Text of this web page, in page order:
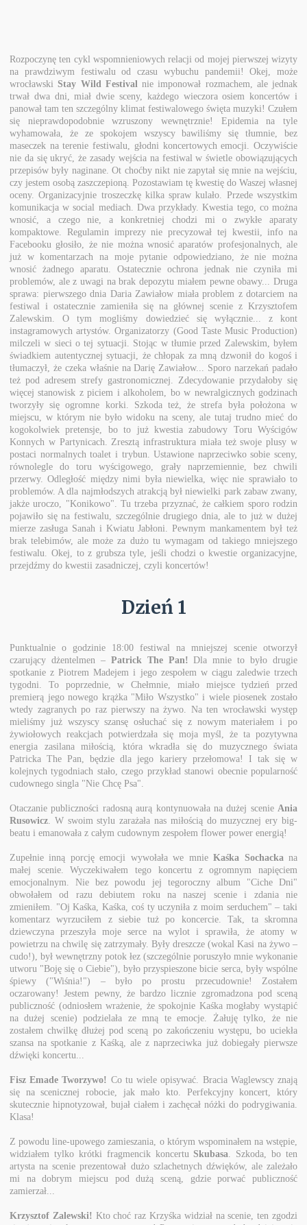
Rozpoczynę ten cykl wspomnieniowych relacji od mojej pierwszej wizyty
na prawdziwym festiwalu od czasu wybuchu pandemii! Okej, może
wrocławskiStay Wild Festival nie imponował rozmachem, ale jednak
trwał dwa dni, miał dwie sceny, każdego wieczora osiem koncertów i
panował tam ten szczególny klimat festiwalowego święta muzyki! Czułem
się nieprawdopodobnie wzruszony wewnętrznie! Epidemia na tyle
wyhamowała, że ze spokojem wszyscy bawiliśmy się tłumnie, bez
maseczek na terenie festiwalu, głodni koncertowych emocji. Oczywiście
nie da się ukryć, że zasady wejścia na festiwal w świetle obowiązujących
przepisów były naginane. Ot choćby nikt nie zapytał się mnie na wejściu,
czy jestem osobą zaszczepioną. Pozostawiam tę kwestię do Waszej własnej
oceny. Organizacyjnie troszeczkę kilka spraw kulało. Przede wszystkim
komunikacja w social mediach. Dwa przykłady. Kwestia tego, co można
wnosić, a czego nie, a konkretniej chodzi mi o zwykłe aparaty
kompaktowe. Regulamin imprezy nie precyzował tej kwestii, info na
Facebooku głosiło, że nie można wnosić aparatów profesjonalnych, ale
już w komentarzach na moje pytanie odpowiedziano, że nie można
wnosić żadnego aparatu. Ostatecznie ochrona jednak nie czyniła mi
problemów, ale z uwagi na brak depozytu miałem pewne obawy... Druga
sprawa: pierwszego dnia Daria Zawiałow miała problem z dotarciem na
festiwal i ostatecznie zamieniła się na głównej scenie z Krzysztofem
Zalewskim. O tym mogliśmy dowiedzieć się wyłącznie... z kont
instagramowych artystów. Organizatorzy (Good Taste Music Production)
milczeli w sieci o tej sytuacji. Stojąc w tłumie przed Zalewskim, byłem
świadkiem autentycznej sytuacji, że chłopak za mną dzwonił do kogoś i
tłumaczył, że czeka właśnie na Darię Zawiałow... Sporo narzekań padało
też pod adresem strefy gastronomicznej. Zdecydowanie przydałoby się
więcej stanowisk z piciem i alkoholem, bo w newralgicznych godzinach
tworzyły się ogromne korki. Szkoda też, że strefa była położona w
miejscu, w którym nie było widoku na sceny, ale tutaj trudno mieć do
kogokolwiek pretensje, bo to już kwestia zabudowy Toru Wyścigów
Konnych w Partynicach. Zresztą infrastruktura miała też swoje plusy w
postaci normalnych toalet i trybun. Ustawione naprzeciwko sobie sceny,
równolegle do toru wyścigowego, grały naprzemiennie, bez chwili
przerwy. Odległość między nimi była niewielka, więc nie sprawiało to
problemów. A dla najmłodszych atrakcją był niewielki park zabaw zwany,
jakże uroczo, "Konikowo". Tu trzeba przyznać, że całkiem sporo rodzin
pojawiło się na festiwalu, szczególnie drugiego dnia, ale to już w dużej
mierze zasługa Sanah i Kwiatu Jabłoni. Pewnym mankamentem był też
brak telebimów, ale może za dużo tu wymagam od takiego mniejszego
festiwalu. Okej, to z grubsza tyle, jeśli chodzi o kwestie organizacyjne,
przejdźmy do kwestii zasadniczej, czyli koncertów!
Dzień 1
Punktualnie o godzinie 18:00 festiwal na mniejszej scenie otworzył
czarujący dżentelmen – Patrick The Pan! Dla mnie to było drugie
spotkanie z Piotrem Madejem i jego zespołem w ciągu zaledwie trzech
tygodni. To poprzednie, w Chełmnie, miało miejsce tydzień przed
premierą jego nowego krążka "Miło Wszystko" i wiele piosenek zostało
wtedy zagranych po raz pierwszy na żywo. Na ten wrocławski występ
mieliśmy już wszyscy szansę osłuchać się z nowym materiałem i po
żywiołowych reakcjach potwierdzała się moja myśl, że ta pozytywna
energia zasilana miłością, która wkradła się do muzycznego świata
Patricka The Pan, będzie dla jego kariery przełomowa! I tak się w
kolejnych tygodniach stało, czego przykład stanowi obecnie popularność
cudownego singla "Nie Chcę Psa".
Otaczanie publiczności radosną aurą kontynuowała na dużej scenie Ania
Rusowicz . W swoim stylu zarażała nas miłością do muzycznej ery big-
beatu i emanowała z całym cudownym zespołem flower power energią!
Zupełnie inną porcję emocji wywołała we mnieKaśka Sochacka na
małej scenie. Wyczekiwałem tego koncertu z ogromnym napięciem
emocjonalnym. Nie bez powodu jej tegoroczny album "Ciche Dni"
obwołałem od razu debiutem roku na naszej scenie i zdania nie
zmieniłem. "Oj Kaśka, Kaśka, coś ty uczyniła z moim serduchem" – taki
komentarz wyrzuciłem z siebie tuż po koncercie. Tak, ta skromna
dziewczyna przeszyła moje serce na wylot i sprawiła, że atomy w
powietrzu na chwilę się zatrzymały. Były dreszcze (wokal Kasi na żywo –
cudo!), był wewnętrzny potok łez (szczególnie poruszyło mnie wykonanie
utworu "Boję się o Ciebie"), było przyspieszone bicie serca, były wspólne
śpiewy ("Wiśnia!") – było po prostu przecudownie! Zostałem
oczarowany! Jestem pewny, że bardzo licznie zgromadzona pod sceną
publiczność (odniosłem wrażenie, że spokojnie Kaśka mogłaby wystąpić
na dużej scenie) podzielała ze mną te emocje. Żałuję tylko, że nie
zostałem chwilkę dłużej pod sceną po zakończeniu występu, bo uciekła
szansa na spotkanie z Kaśką, ale z naprzeciwka już dobiegały pierwsze
dźwięki koncertu...
Fisz Emade Tworzywo! Co tu wiele opisywać. Bracia Waglewscy znają
się na scenicznej robocie, jak mało kto. Perfekcyjny koncert, który
skutecznie hipnotyzował, bujał ciałem i zachęcał nóżki do podrygiwania.
Klasa!
Z powodu line-upowego zamieszania, o którym wspominałem na wstępie,
widziałem tylko krótki fragmencik koncertuSkubasa . Szkoda, bo ten
artysta na scenie prezentował dużo szlachetnych dźwięków, ale zależało
mi na dobrym miejscu pod dużą sceną, gdzie porwać publiczność
zamierzał...
Krzysztof Zalewski! Kto choć raz Krzyśka widział na scenie, ten zgodzi